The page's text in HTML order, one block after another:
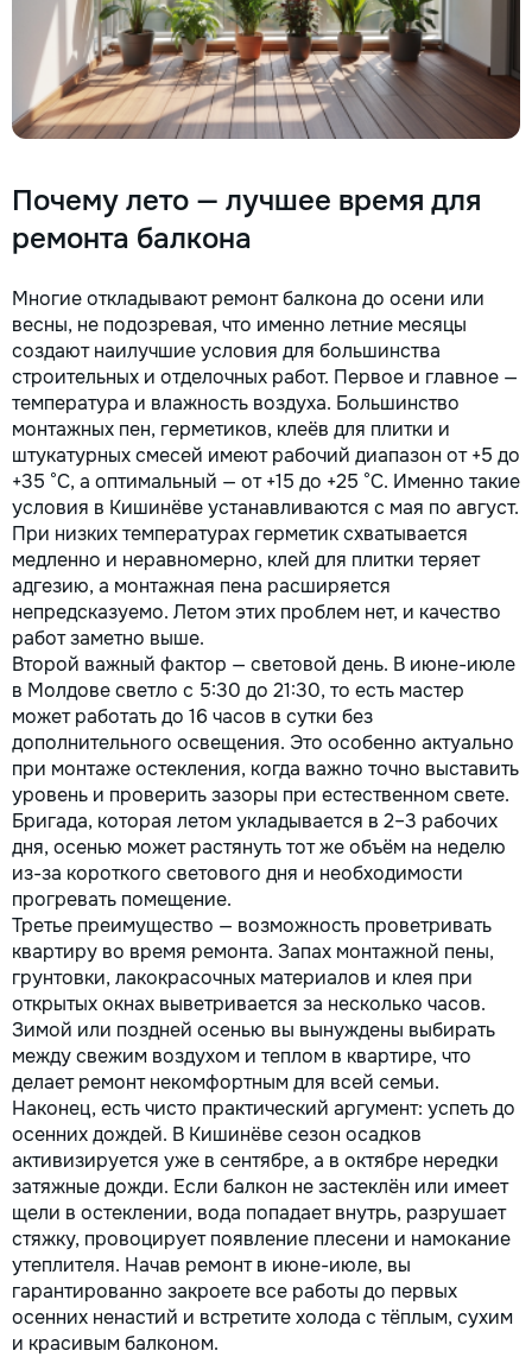
Почему лето — лучшее время для
ремонта балкона
Многие откладывают ремонт балкона до осени или
весны, не подозревая, что именно летние месяцы
создают наилучшие условия для большинства
строительных и отделочных работ. Первое и главное —
температура и влажность воздуха. Большинство
монтажных пен, герметиков, клеёв для плитки и
штукатурных смесей имеют рабочий диапазон от +5 до
+35 °C, а оптимальный — от +15 до +25 °C. Именно такие
условия в Кишинёве устанавливаются с мая по август.
При низких температурах герметик схватывается
медленно и неравномерно, клей для плитки теряет
адгезию, а монтажная пена расширяется
непредсказуемо. Летом этих проблем нет, и качество
работ заметно выше.
Второй важный фактор — световой день. В июне-июле
в Молдове светло с 5:30 до 21:30, то есть мастер
может работать до 16 часов в сутки без
дополнительного освещения. Это особенно актуально
при монтаже остекления, когда важно точно выставить
уровень и проверить зазоры при естественном свете.
Бригада, которая летом укладывается в 2–3 рабочих
дня, осенью может растянуть тот же объём на неделю
из-за короткого светового дня и необходимости
прогревать помещение.
Третье преимущество — возможность проветривать
квартиру во время ремонта. Запах монтажной пены,
грунтовки, лакокрасочных материалов и клея при
открытых окнах выветривается за несколько часов.
Зимой или поздней осенью вы вынуждены выбирать
между свежим воздухом и теплом в квартире, что
делает ремонт некомфортным для всей семьи.
Наконец, есть чисто практический аргумент: успеть до
осенних дождей. В Кишинёве сезон осадков
активизируется уже в сентябре, а в октябре нередки
затяжные дожди. Если балкон не застеклён или имеет
щели в остеклении, вода попадает внутрь, разрушает
стяжку, провоцирует появление плесени и намокание
утеплителя. Начав ремонт в июне-июле, вы
гарантированно закроете все работы до первых
осенних ненастий и встретите холода с тёплым, сухим
и красивым балконом.